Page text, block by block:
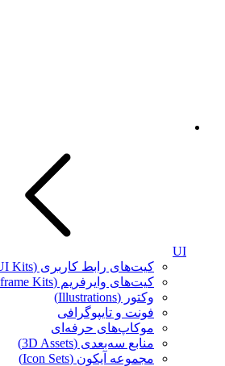
UI
کیت‌های رابط کاربری (UI Kits)
کیت‌های وایرفریم (Wireframe Kits)
وکتور (Illustrations)
فونت‌ و تایپوگرافی
موکاپ‌های حرفه‌ای
منابع سه‌بعدی (3D Assets)
مجموعه آیکون‌ (Icon Sets)